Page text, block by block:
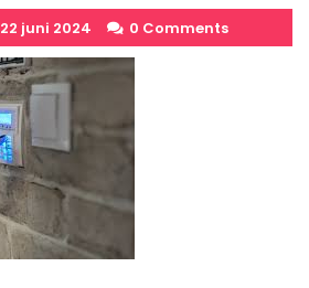
22 juni 2024 0 Comments